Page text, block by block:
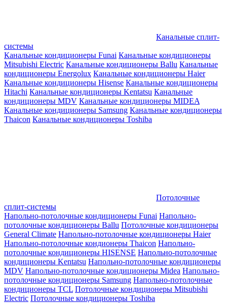
Канальные сплит-
системы
Канальные кондиционеры Funai Канальные кондиционеры
Mitsubishi Electric Канальные кондиционеры Ballu Канальные
кондиционеры Energolux Канальные кондиционеры Haier
Канальные кондиционеры Hisense Канальные кондиционеры
Hitachi Канальные кондиционеры Kentatsu Канальные
кондиционеры MDV Канальные кондиционеры MIDEA
Канальные кондиционеры Samsung Канальные кондиционеры
Thaicon Канальные кондиционеры Toshiba
Потолочные
сплит-системы
Напольно-потолочные кондиционеры Funai Напольно-
потолочные кондиционеры Ballu Потолочные кондиционеры
General Climate Напольно-потолочные кондиционеры Haier
Напольно-потолочные кондионеры Thaicon Напольно-
потолочные кондиционеры HISENSE Напольно-потолочные
кондиционеры Kentatsu Напольно-потолочные кондиционеры
MDV Напольно-потолочные кондиционеры Midea Напольно-
потолочные кондиционеры Samsung Напольно-потолочные
кондиционеры TCL Потолочные кондиционеры Mitsubishi
Electric Потолочные кондиционеры Toshiba